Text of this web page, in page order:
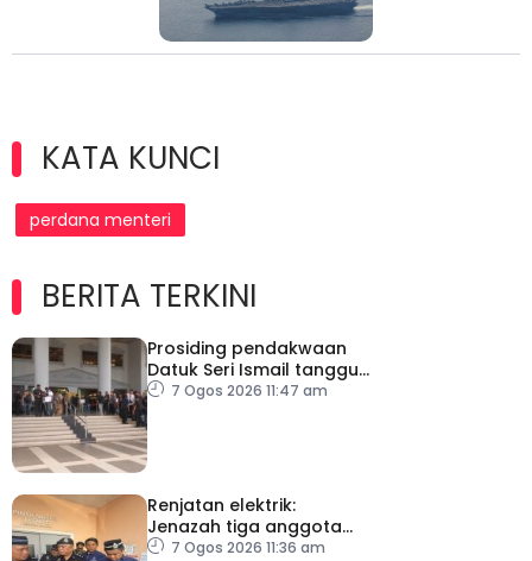
KATA KUNCI
perdana menteri
BERITA TERKINI
Prosiding pendakwaan
Datuk Seri Ismail tangguh
ke 27 Ogos, kini dirawat
7 Ogos 2026 11:47 am
Renjatan elektrik:
Jenazah tiga anggota
polis dibawa pulang
7 Ogos 2026 11:36 am